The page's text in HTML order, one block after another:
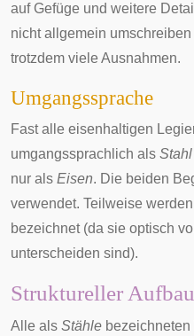
auf Gefüge und weitere
nicht allgemein
trotzdem viele Ausnahmen.
Umgangssprache
Fast alle eisenhaltigen
umgangssprachlich als Stahl
nur als Eisen. Die beiden
verwendet. Teilweise
bezeichnet (da sie optisch
unterscheiden sind).
Struktureller Aufbau
Alle als Stähle